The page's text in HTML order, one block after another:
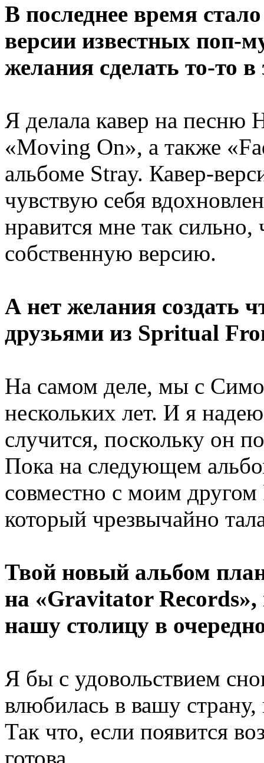
В последнее время
версии известных поп-
желания сделать то-то в
Я делала кавер на песню
«Moving On», а также
альбоме Stray. Кавер-
чувствую себя
нравится мне так сильно,
собственную версию.
А нет желания создать
друзьями из Spritual
На самом деле, мы с
нескольких лет. И я
случится, поскольку он
Пока на следующем
совместно с моим
который чрезвычайно
Твой новый альбом
на «Gravitator Records»,
нашу столицу в
Я бы с удовольствием
влюбилась в вашу
Так что, если появится